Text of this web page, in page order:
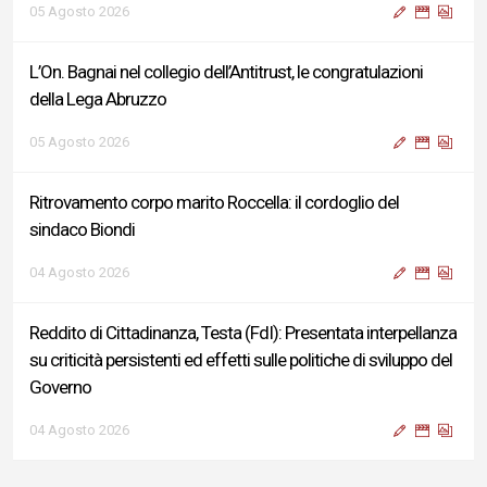
05 Agosto 2026
L’On. Bagnai nel collegio dell’Antitrust, le congratulazioni
della Lega Abruzzo
05 Agosto 2026
Ritrovamento corpo marito Roccella: il cordoglio del
sindaco Biondi
04 Agosto 2026
Reddito di Cittadinanza, Testa (FdI): Presentata interpellanza
su criticità persistenti ed effetti sulle politiche di sviluppo del
Governo
04 Agosto 2026